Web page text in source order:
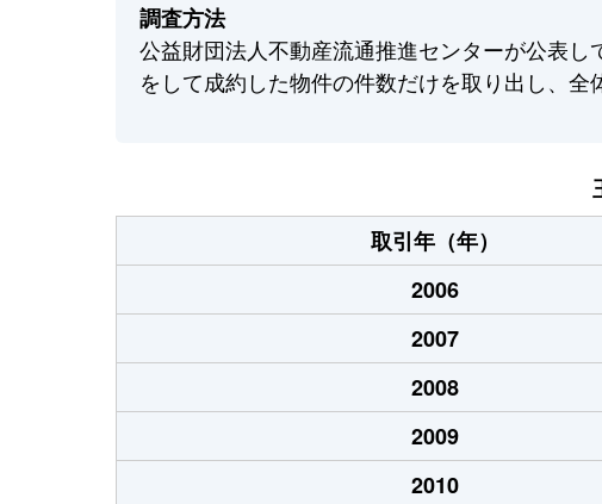
調査方法
公益財団法人不動産流通推進センターが公表し
をして成約した物件の件数だけを取り出し、全
取引年（年）
2006
2007
2008
2009
2010